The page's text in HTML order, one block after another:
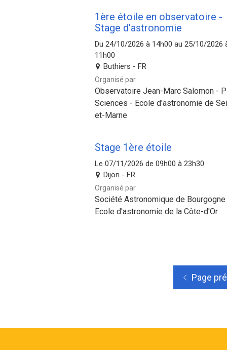
1ère étoile en observatoire -
Stage d’astronomie
Du 24/10/2026 à 14h00 au 25/10/2026
11h00
Buthiers - FR
Organisé par
Observatoire Jean-Marc Salomon -
Sciences - Ecole d'astronomie de
et-Marne
Stage 1ère étoile
Le 07/11/2026 de 09h00 à 23h30
Dijon - FR
Organisé par
Société Astronomique de Bourgogne
Ecole d'astronomie de la Côte-d'Or
Page